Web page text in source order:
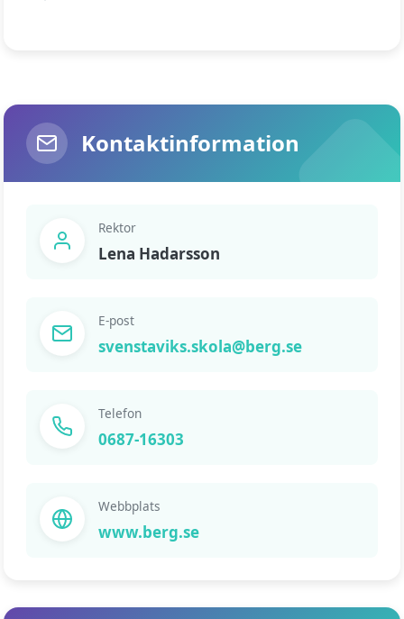
Kontaktinformation
Rektor
Lena Hadarsson
E-post
svenstaviks.skola@berg.se
Telefon
0687-16303
Webbplats
www.berg.se